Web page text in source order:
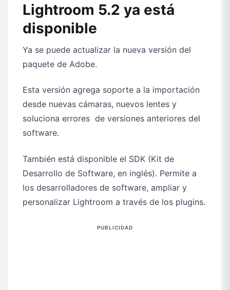
Lightroom 5.2 ya está
disponible
Ya se puede actualizar la nueva versión del
paquete de Adobe.
Esta versión agrega soporte a la importación
desde nuevas cámaras, nuevos lentes y
soluciona errores de versiones anteriores del
software.
También está disponible el SDK (Kit de
Desarrollo de Software, en inglés). Permite a
los desarrolladores de software, ampliar y
personalizar Lightroom a través de los plugins.
PUBLICIDAD